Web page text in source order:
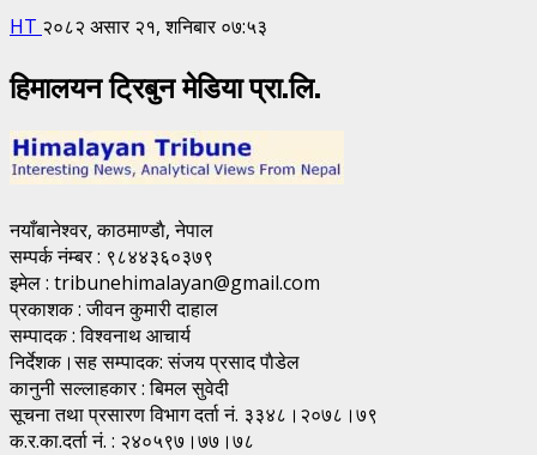
HT २०८२ असार २१, शनिबार ०७:५३
हिमालयन ट्रिबुन मेडिया प्रा.लि.
नयाँबानेश्वर, काठमाण्डाै, नेपाल
सम्पर्क नंम्बर : ९८४४३६०३७९
इमेल : tribunehimalayan@gmail.com
प्रकाशक : जीवन कुमारी दाहाल
सम्पादक : विश्वनाथ आचार्य
निर्देशक।सह सम्पादक: संजय प्रसाद पाैडेल
कानुनी सल्लाहकार : बिमल सुवेदी
सूचना तथा प्रसारण विभाग दर्ता नं. ३३४८।२०७८।७९
क.र.का.दर्ता नं. : २४०५९७।७७।७८